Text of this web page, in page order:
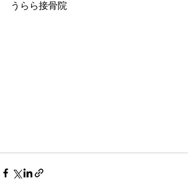
うらら接骨院